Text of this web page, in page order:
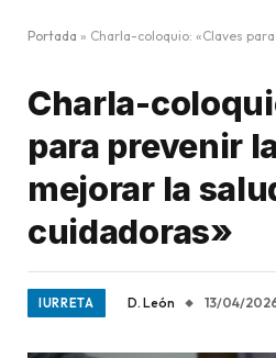
Portada » Charla-coloquio: «Claves para prevenir la
Charla-
para prevenir
mejorar la
cuidadoras»
IURRETA D. León 13/04/